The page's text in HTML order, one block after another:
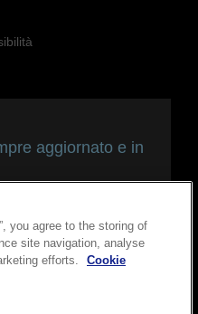
aggiornato e in
you agree to the storing of
site navigation, analyse
efforts.
Cookie